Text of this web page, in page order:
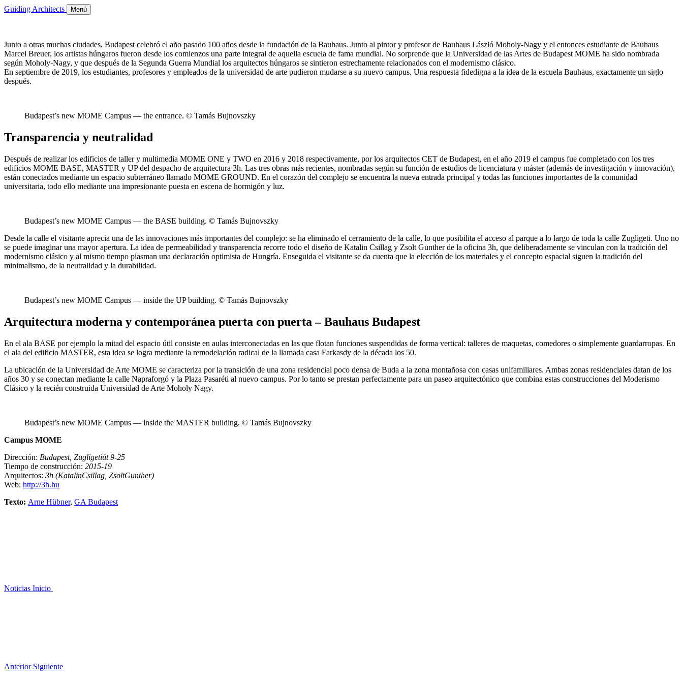
Guiding Architects Menú
Junto a otras muchas ciudades, Budapest celebró el año pasado 100 años desde la fundación de la Bauhaus. Junto al pintor y profesor de Bauhaus László Moholy-Nagy y el entonces estudiante de Bauhaus
Marcel Breuer, los artistas húngaros fueron desde los comienzos una parte integral de aquella escuela de fama mundial. No sorprende que la Universidad de las Artes de Budapest MOME ha sido nombrada
según Moholy-Nagy, y que después de la Segunda Guerra Mundial los arquitectos húngaros se sintieron estrechamente relacionados con el modernismo clásico.
En septiembre de 2019, los estudiantes, profesores y empleados de la universidad de arte pudieron mudarse a su nuevo campus. Una respuesta fidedigna a la idea de la escuela Bauhaus, exactamente un siglo
después.
Budapest’s new MOME Campus — the entrance. © Tamás Bujnovszky
Transparencia y neutralidad
Después de realizar los edificios de taller y multimedia MOME ONE y TWO en 2016 y 2018 respectivamente, por los arquitectos CET de Budapest, en el año 2019 el campus fue completado con los tres
edificios MOME BASE, MASTER y UP del despacho de arquitectura 3h. Las tres obras más recientes, nombradas según su función de estudios de licenciatura y máster (además de investigación y innovación),
están conectados mediante un espacio subterráneo llamado MOME GROUND. En el corazón del complejo se encuentra la nueva entrada principal y todas las funciones importantes de la comunidad
universitaria, todo ello mediante una impresionante puesta en escena de hormigón y luz.
Budapest’s new MOME Campus — the BASE building. © Tamás Bujnovszky
Desde la calle el visitante aprecia una de las innovaciones más importantes del complejo: se ha eliminado el cerramiento de la calle, lo que posibilita el acceso al parque a lo largo de toda la calle Zugligeti. Uno no
se puede imaginar una mayor apertura. La idea de permeabilidad y transparencia recorre todo el diseño de Katalin Csillag y Zsolt Gunther de la oficina 3h, que deliberadamente se vinculan con la tradición del
modernismo clásico y al mismo tiempo plasman una declaración optimista de Hungría. Enseguida el visitante se da cuenta que la elección de los materiales y el concepto espacial siguen la tradición del
minimalismo, de la neutralidad y la durabilidad.
Budapest’s new MOME Campus — inside the UP building. © Tamás Bujnovszky
Arquitectura moderna y contemporánea puerta con puerta – Bauhaus Budapest
En el ala BASE por ejemplo la mitad del espacio útil consiste en aulas interconectadas en las que flotan funciones suspendidas de forma vertical: talleres de maquetas, comedores o simplemente guardarropas. En
el ala del edificio MASTER, esta idea se logra mediante la remodelación radical de la llamada casa Farkasdy de la década los 50.
La ubicación de la Universidad de Arte MOME se caracteriza por la transición de una zona residencial poco densa de Buda a la zona montañosa con casas unifamiliares. Ambas zonas residenciales datan de los
años 30 y se conectan mediante la calle Napraforgó y la Plaza Pasaréti al nuevo campus. Por lo tanto se prestan perfectamente para un paseo arquitectónico que combina estas construcciones del Moderismo
Clásico y la recién construida Universidad de Arte Moholy Nagy.
Budapest’s new MOME Campus — inside the MASTER building. © Tamás Bujnovszky
Campus MOME
Dirección: Budapest, Zugligetiút 9-25
Tiempo de construcción: 2015-19
Arquitectos: 3h (KatalinCsillag, ZsoltGunther)
Web: http://3h.hu
Texto: Arne Hübner, GA Budapest
Noticias Inicio
Anterior Siguiente